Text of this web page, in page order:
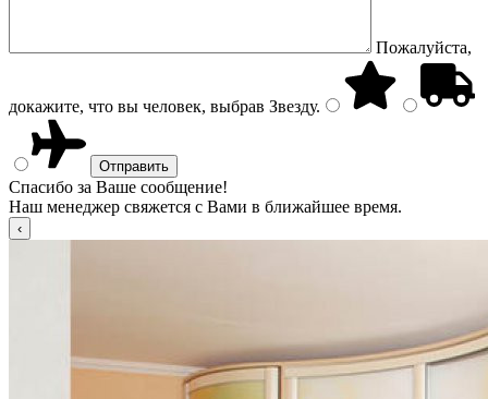
Пожалуйста,
докажите, что вы человек, выбрав Звезду.
Спасибо за Ваше сообщение!
Наш менеджер свяжется с Вами в ближайшее время.